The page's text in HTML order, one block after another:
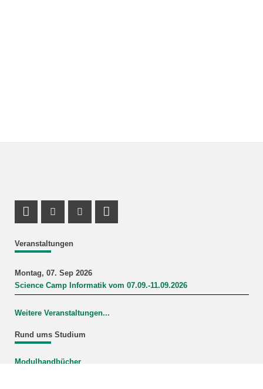
Veranstaltungen
Montag, 07. Sep 2026
Science Camp Informatik vom 07.09.-11.09.2026
Weitere Veranstaltungen...
Rund ums Studium
Modulhandbücher
Profil Mastodon
Instagram Profil
Youtube Profil
LinkedIn Profil